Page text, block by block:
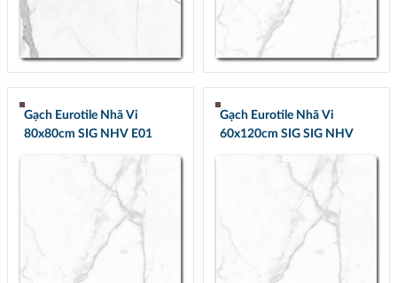
Gạch Eurotile Nhã Vi
80x80cm SIG NHV E01
Gạch Eurotile Nhã Vi
60x120cm SIG SIG NHV